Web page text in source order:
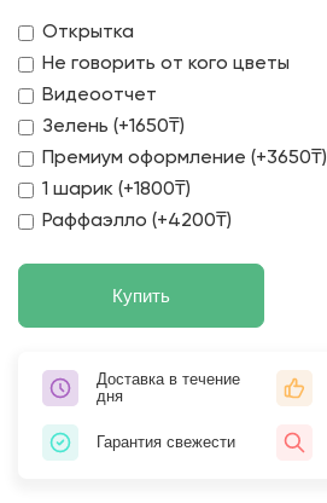
Открытка
Не говорить от кого цветы
Видеоотчет
Зелень (+1650₸)
Премиум оформление (+3650₸)
1 шарик (+1800₸)
Раффаэлло (+4200₸)
Купить
Доставка в течение
дня
Гарантия свежести